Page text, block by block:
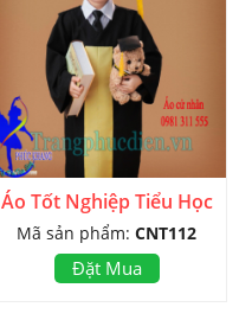
Áo Tốt Nghiệp Tiểu Học
Mã sản phẩm: CNT112
Đặt Mua